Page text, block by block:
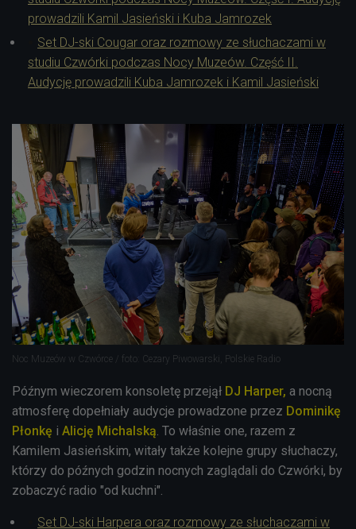
prowadzili Kamil Jasieński i Kuba Jamrozek
Set DJ-ski Cougar oraz rozmowy ze słuchaczami w
studiu Czwórki podczas Nocy Muzeów. Część II.
Audycję prowadzili Kuba Jamrozek i Kamil Jasieński
Noc Muzeów w Czwórce / foto: Cezary Piwowarski, Polskie Radio
Późnym wieczorem konsoletę przejął DJ Harper, a nocną
atmosferę dopełniały audycje prowadzone przez Dominikę
Płonkę i Alicję Michalską. To właśnie one, razem z
Kamilem Jasieńskim, witały także kolejne grupy słuchaczy,
którzy do późnych godzin nocnych zaglądali do Czwórki, by
zobaczyć radio "od kuchni".
Set DJ-ski Harpera oraz rozmowy ze słuchaczami w